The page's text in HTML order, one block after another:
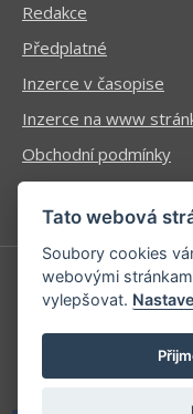
Redakce
Předplatné
Inzerce v časopise
Inzerce na www
Obchodní podmínky
Ochrana osobních údajů
Příhlášení |
Kontaktní informace
Mapa stránek
Tato webová
Soubory cookies
webovými
vylepšovat.